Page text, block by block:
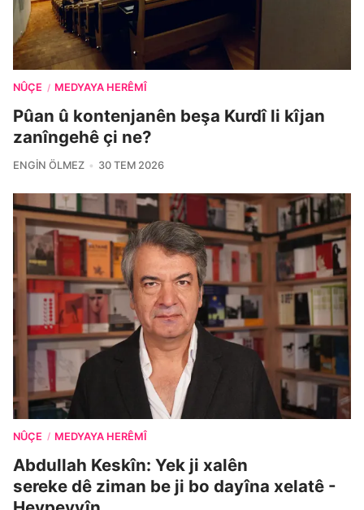
NÛÇE / MEDYAYA HERÊMÎ
Pûan û kontenjanên beşa Kurdî li kîjan
zanîngehê çi ne?
ENGIN ÖLMEZ 30 TEM 2026
NÛÇE / MEDYAYA HERÊMÎ
Abdullah Keskîn: Yek ji xalên
sereke dê ziman be ji bo dayîna xelatê -